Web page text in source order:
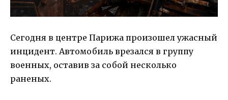
Сегодня в центре Парижа произошел ужасный
инцидент. Автомобиль врезался в группу
военных, оставив за собой несколько
раненых.